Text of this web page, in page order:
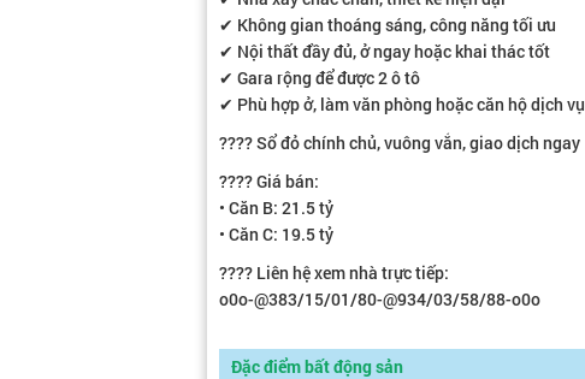
✔ Không gian thoáng sáng, công năng tối ưu
✔ Nội thất đầy đủ, ở ngay hoặc khai thác tốt
✔ Gara rộng để được 2 ô tô
✔ Phù hợp ở, làm văn phòng hoặc căn hộ dịch vụ
???? Sổ đỏ chính chủ, vuông vắn, giao dịch ngay
???? Giá bán:
• Căn B: 21.5 tỷ
• Căn C: 19.5 tỷ
???? Liên hệ xem nhà trực tiếp:
o0o-@383/15/01/80-@934/03/58/88-o0o
Đặc điểm bất động sản